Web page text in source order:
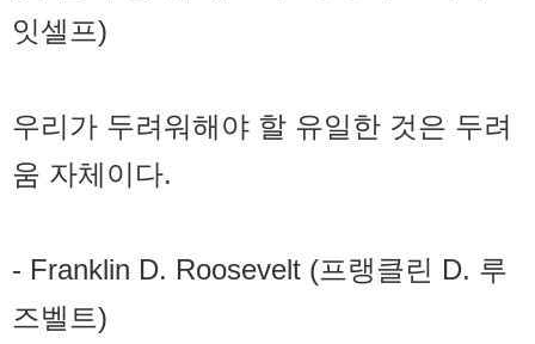
잇셀프)
우리가 두려워해야 할 유일한 것은 두려
움 자체이다.
- Franklin D. Roosevelt (프랭클린 D. 루
즈벨트)